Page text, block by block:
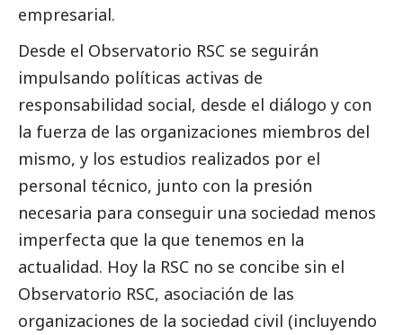
empresarial.
Desde el Observatorio RSC se seguirán
impulsando políticas activas de
responsabilidad social, desde el diálogo y con
la fuerza de las organizaciones miembros del
mismo, y los estudios realizados por el
personal técnico, junto con la presión
necesaria para conseguir una sociedad menos
imperfecta que la que tenemos en la
actualidad. Hoy la RSC no se concibe sin el
Observatorio RSC, asociación de las
organizaciones de la sociedad civil (incluyendo